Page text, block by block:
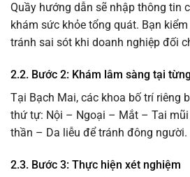
Quầy hướng dẫn sẽ nhập thông tin
khám sức khỏe tổng quát. Bạn
tránh sai sót khi doanh nghiệp đối
2.2. Bước 2: Khám lâm sàng tại
Tại Bạch Mai, các khoa bố trí riêng
thứ tự: Nội – Ngoại – Mắt – Tai
thần – Da liễu để tránh đông người.
2.3. Bước 3: Thực hiện xét nghiệm